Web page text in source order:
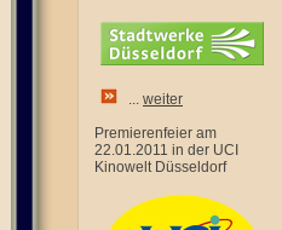
... weiter
Premierenfeier am
22.01.2011 in der UCI
Kinowelt Düsseldorf